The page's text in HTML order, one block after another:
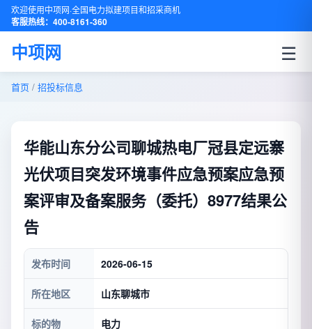
欢迎使用中项网·全国电力拟建项目和招采商机
客服热线：400-8161-360
中项网 ☰
首页 / 招投标信息
华能山东分公司聊城热电厂冠县定远寨
光伏项目突发环境事件应急预案应急预
案评审及备案服务（委托）8977结果公
告
发布时间 2026-06-15
所在地区 山东聊城市
标的物 电力